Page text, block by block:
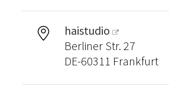
haistudio
Berliner Str. 27
DE-60311 Frankfurt